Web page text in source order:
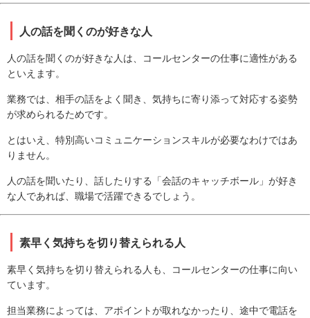
人の話を聞くのが好きな人
人の話を聞くのが好きな人は、コールセンターの仕事に適性がある
といえます。
業務では、相手の話をよく聞き、気持ちに寄り添って対応する姿勢
が求められるためです。
とはいえ、特別高いコミュニケーションスキルが必要なわけではあ
りません。
人の話を聞いたり、話したりする「会話のキャッチボール」が好き
な人であれば、職場で活躍できるでしょう。
素早く気持ちを切り替えられる人
素早く気持ちを切り替えられる人も、コールセンターの仕事に向い
ています。
担当業務によっては、アポイントが取れなかったり、途中で電話を